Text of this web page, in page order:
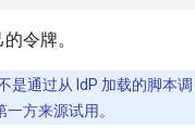
令牌。
是通过从 IdP 加载的脚本调
方来源试用。